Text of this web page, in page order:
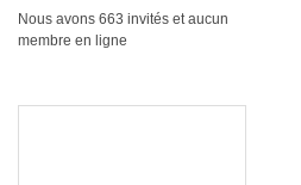
Nous avons 663 invités et aucun
membre en ligne